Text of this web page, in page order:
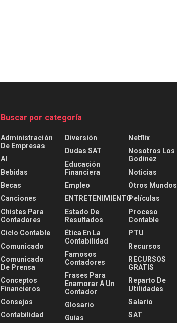
Buscar por categoría
Administración
De Empresas
AI
Bebidas
Becas
Canciones
Chistes Para
Contadores
Ciclo Contable
Comunicado
Comunicado
De Prensa
Conceptos
Financieros
Consejos
Contabilidad
Diversión
Dudas SAT
Educación
Financiera
Empleo
ENTRETENIMIENTO
Estado De
Resultados
Ética En La
Contabilidad
Famosos
Contadores
Frases Para
Enamorar A Un
Contador
Glosario
Guías
Netflix
Nosotros Los
Godínez
Noticias
Otros Mundos
Películas
Proceso
Contable
PTU
Recursos
RECURSOS
GRATIS
Reparto De
Utilidades
Salario
SAT